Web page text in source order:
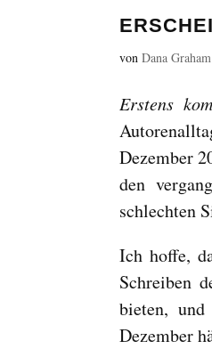
vonDana Graham
Erstens
Dezember
den
schlechten
Ich hoffe,
Schreiben
bieten,
Dezember